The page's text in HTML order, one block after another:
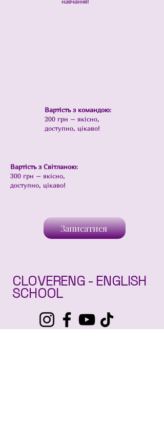
Вартість з командою:
200 грн – якісно,
доступно, цікаво!
Вартість з Світланою:
300 грн – якісно,
доступно, цікаво!
Записатися
CLOVERENG - ENGLISH
SCHOOL